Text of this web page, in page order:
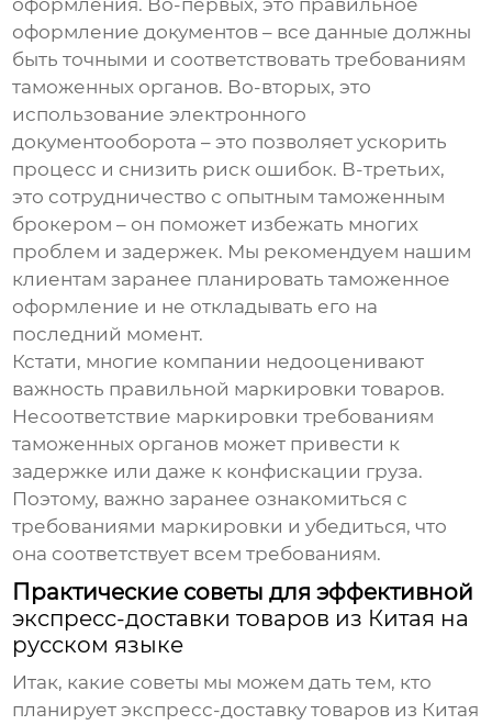
оформления. Во-первых, это правильное
оформление документов – все данные должны
быть точными и соответствовать требованиям
таможенных органов. Во-вторых, это
использование электронного
документооборота – это позволяет ускорить
процесс и снизить риск ошибок. В-третьих,
это сотрудничество с опытным таможенным
брокером – он поможет избежать многих
проблем и задержек. Мы рекомендуем нашим
клиентам заранее планировать таможенное
оформление и не откладывать его на
последний момент.
Кстати, многие компании недооценивают
важность правильной маркировки товаров.
Несоответствие маркировки требованиям
таможенных органов может привести к
задержке или даже к конфискации груза.
Поэтому, важно заранее ознакомиться с
требованиями маркировки и убедиться, что
она соответствует всем требованиям.
Практические советы для эффективной
экспресс-доставки товаров из Китая на
русском языке
Итак, какие советы мы можем дать тем, кто
планируетэкспресс-доставку товаров из Китая